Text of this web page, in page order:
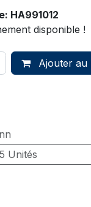
HA991012
disponible !
Ajouter au
Unités